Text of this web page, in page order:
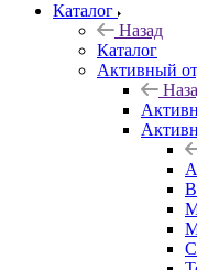
Каталог
Назад
Каталог
Активный